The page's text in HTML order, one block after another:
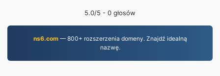
5.0/5 - 0 głosów
ns6.com— 800+ rozszerzenia domeny. Znajdź idealną
nazwę.